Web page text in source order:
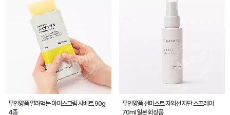
무인양품 얼려먹는 아이스크림 샤베트 90g
4종
무인양품 선미스트 자외선 차단 스프레이
70ml 일본 화장품